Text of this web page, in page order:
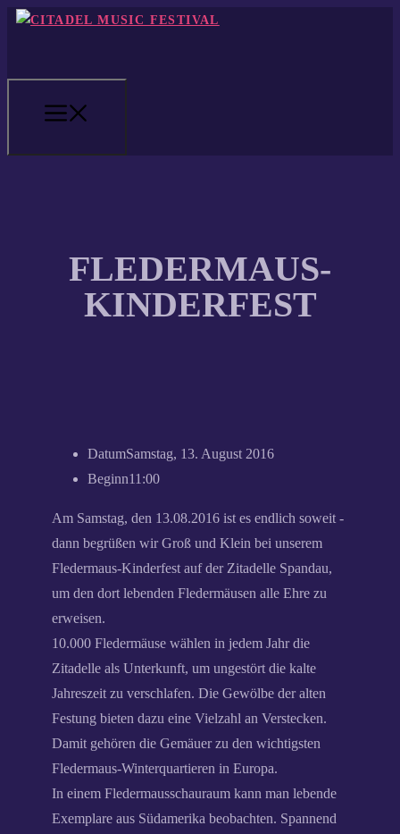
Zum
FLEDERMAUS-
KINDERFEST
DatumSamstag, 13. August 2016
Beginn11:00
Am Samstag, den 13.08.2016 ist es endlich soweit -
dann begrüßen wir Groß und Klein bei unserem
Fledermaus-Kinderfest auf der Zitadelle Spandau,
um den dort lebenden Fledermäusen alle Ehre zu
erweisen.
10.000 Fledermäuse wählen in jedem Jahr die
Zitadelle als Unterkunft, um ungestört die kalte
Jahreszeit zu verschlafen. Die Gewölbe der alten
Festung bieten dazu eine Vielzahl an Verstecken.
Damit gehören die Gemäuer zu den wichtigsten
Fledermaus-Winterquartieren in Europa.
In einem Fledermausschauraum kann man lebende
Exemplare aus Südamerika beobachten. Spannend